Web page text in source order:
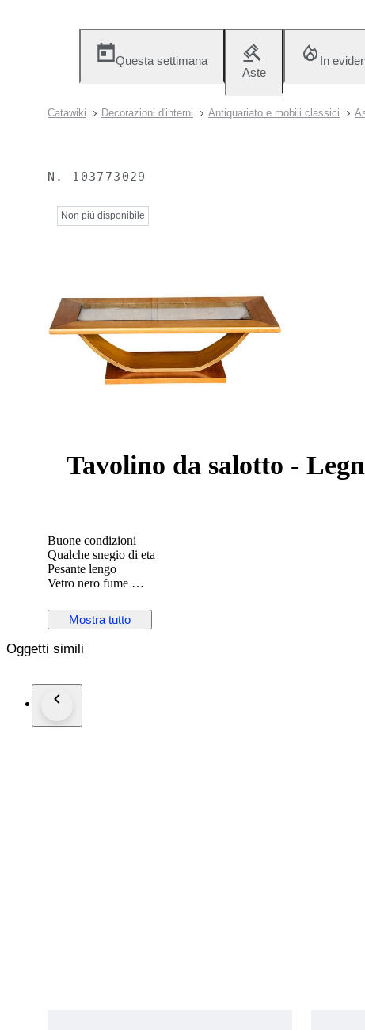
Questa settimana
Aste
In
Catawiki Decorazioni d'interni Antiquariato e mobili classici
N. 103773029
Non più disponibile
Tavolino da salotto -
Buone condizioni
Qualche snegio di eta
Pesante lengo
Vetro nero fume
Mostra tutto
Oggetti simili